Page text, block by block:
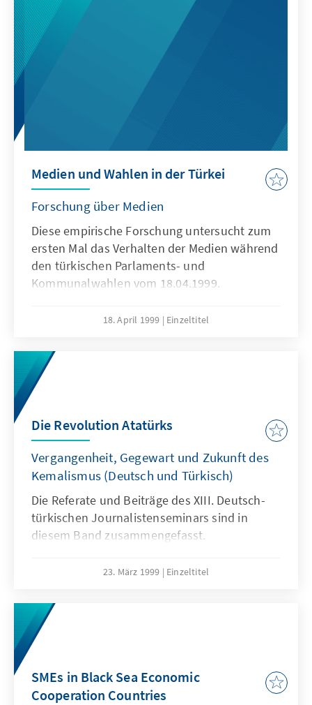
Medien und Wahlen in der Türkei
Forschung über Medien
Diese empirische Forschung untersucht zum
ersten Mal das Verhalten der Medien während
den türkischen Parlaments- und
Kommunalwahlen vom 18.04.1999.
18. April 1999 Einzeltitel
Die Revolution Atatürks
Vergangenheit, Gegewart und Zukunft des
Kemalismus (Deutsch und Türkisch)
Die Referate und Beiträge des XIII. Deutsch-
türkischen Journalistenseminars sind in
diesem Band zusammengefasst.
23. März 1999 Einzeltitel
SMEs in Black Sea Economic
Cooperation Countries